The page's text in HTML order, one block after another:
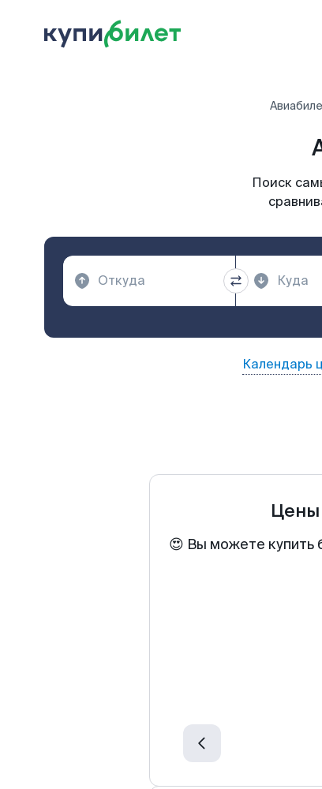
Поиск
Календарь
Цены
😍 Вы можете купить